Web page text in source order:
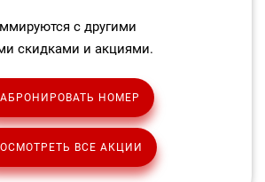
с другими
скидками и акциями.
НОМЕР
ВСЕ АКЦИИ